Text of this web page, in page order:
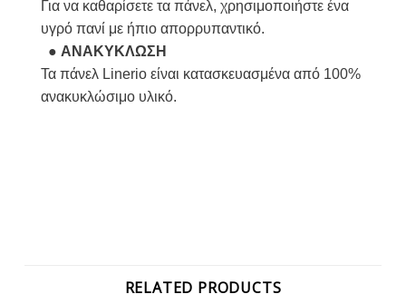
Για να καθαρίσετε τα πάνελ, χρησιμοποιήστε ένα
υγρό πανί με ήπιο απορρυπαντικό.
● ΑΝΑΚΥΚΛΩΣΗ
Τα πάνελ Linerio είναι κατασκευασμένα από 100%
ανακυκλώσιμο υλικό.
RELATED PRODUCTS